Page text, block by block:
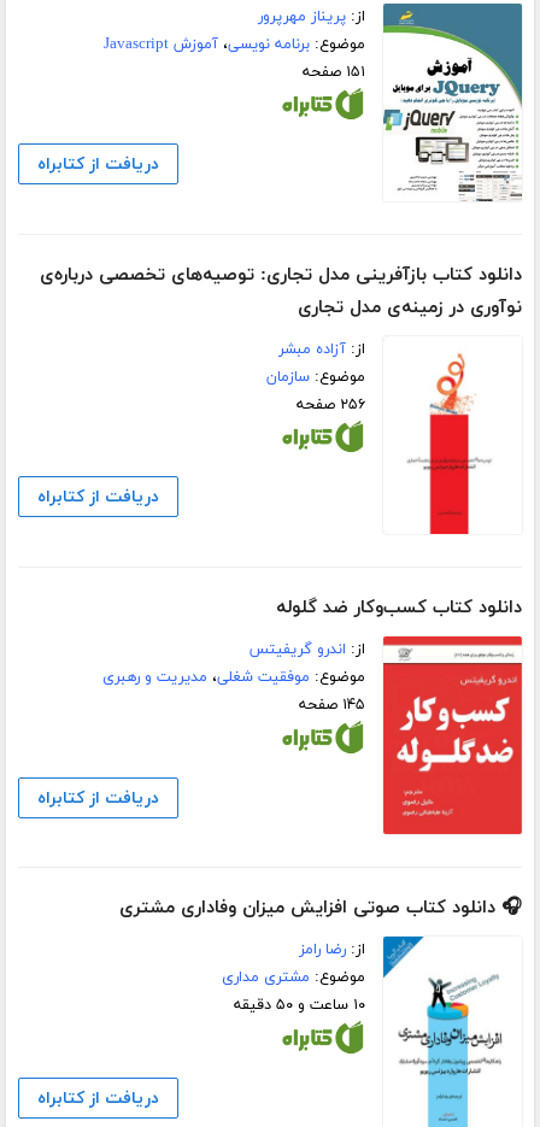
از:پریناز مهرپرور
موضوع:برنامه نویسی،آموزش Javascript
۱۵۱ صفحه
دریافت از کتابراه
دانلود کتاب بازآفرینی مدل تجاری: توصیه‌های تخصصی درباره‌ی
نوآوری در زمینه‌ی مدل تجاری
از:آزاده مبشر
موضوع:سازمان
۲۵۶ صفحه
دریافت از کتابراه
دانلود کتاب کسب‌و‌کار ضد گلوله
از: اندرو گریفیتس
موضوع: موفقیت شغلی، مدیریت و رهبری
۱۴۵ صفحه
دریافت از کتابراه
🎧 دانلود کتاب صوتی افزایش میزان وفاداری مشتری
از:رضا رامز
موضوع: مشتری مداری
۱۰ ساعت و ۵۰ دقیقه
دریافت از کتابراه